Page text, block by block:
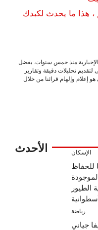
، هذا ما يحدث لكبدك
منذ خمس سنوات. بفضل
تحليلات دقيقة وتقارير
إعلام وإلهام قرائنا من خلال
الأحدث الإسكان
للحفاظ
الطيور
رياضة
جياني